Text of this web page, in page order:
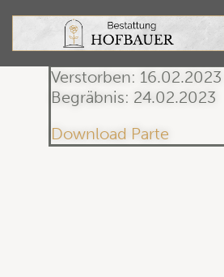
Verstorben: 16.02.2023
Begräbnis: 24.02.2023
Download Parte